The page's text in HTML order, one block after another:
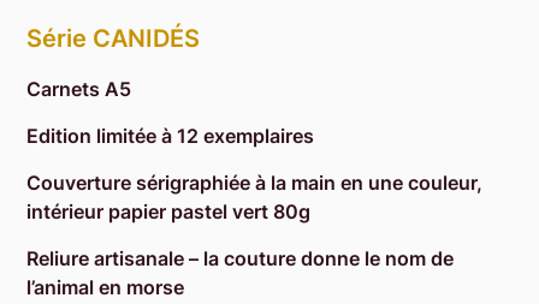
Série CANIDÉS
Carnets A5
Edition limitée à 12 exemplaires
Couverture sérigraphiée à la main en une couleur,
intérieur papier pastel vert 80g
Reliure artisanale – la couture donne le nom de
l’animal en morse